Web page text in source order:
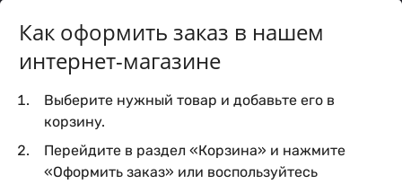
Как оформить заказ в нашем
интернет-магазине
Выберите нужный товар и добавьте его в
корзину.
Перейдите в раздел «Корзина» и нажмите
«Оформить заказ» или воспользуйтесь